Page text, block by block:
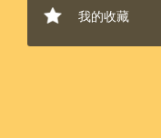
我的收藏